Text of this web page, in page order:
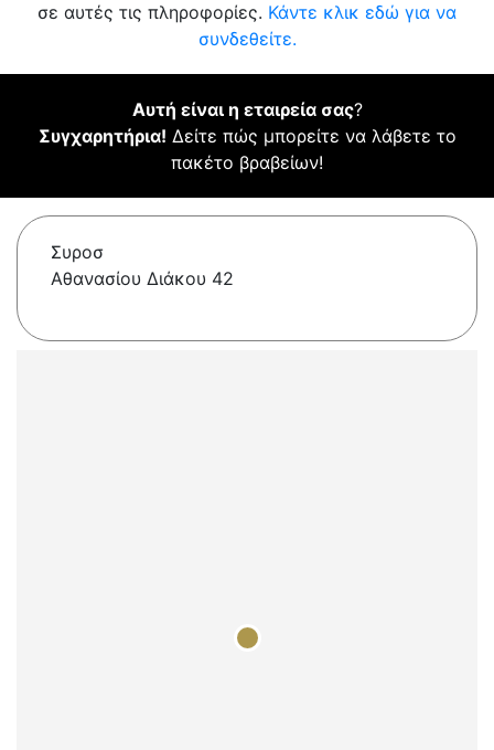
σε αυτές τις πληροφορίες. Κάντε κλικ εδώ για να
συνδεθείτε.
Αυτή είναι η εταιρεία σας?
Συγχαρητήρια! Δείτε πώς μπορείτε να λάβετε το
πακέτο βραβείων!
Συροσ
Αθανασίου Διάκου 42